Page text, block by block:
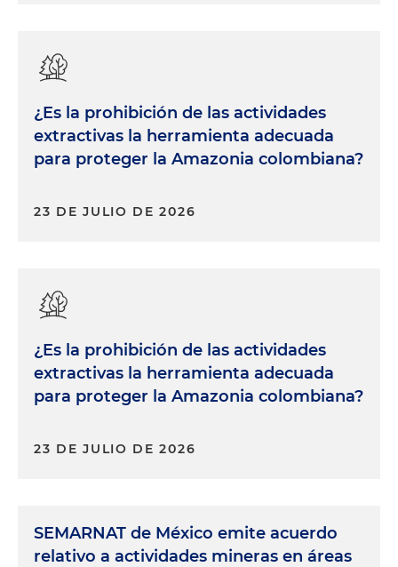
¿Es la prohibición de las actividades
extractivas la herramienta adecuada
para proteger la Amazonia colombiana?
23 DE JULIO DE 2026
¿Es la prohibición de las actividades
extractivas la herramienta adecuada
para proteger la Amazonia colombiana?
23 DE JULIO DE 2026
SEMARNAT de México emite acuerdo
relativo a actividades mineras en áreas